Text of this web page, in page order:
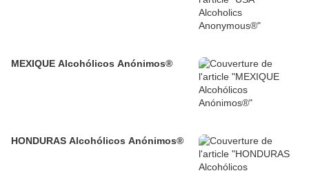
MEXIQUE Alcohólicos Anónimos®
HONDURAS Alcohólicos Anónimos®